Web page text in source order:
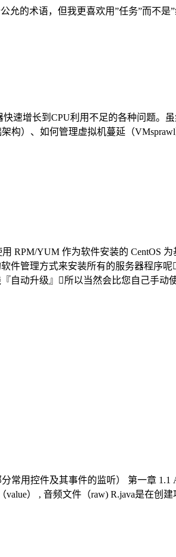
的术语，但我更喜欢用”任务”而不
速增长到CPU利用不足的各种问题。
）、如何管理虚拟机蔓延（
YUM 作为软件安装的 CentOS 为
件管理方式来安装所有的服务器程序
自动升级』所以当然会比您自己手
常用控件及其事件的监听） 第一章
） , 音频文件（raw) R.java是在创